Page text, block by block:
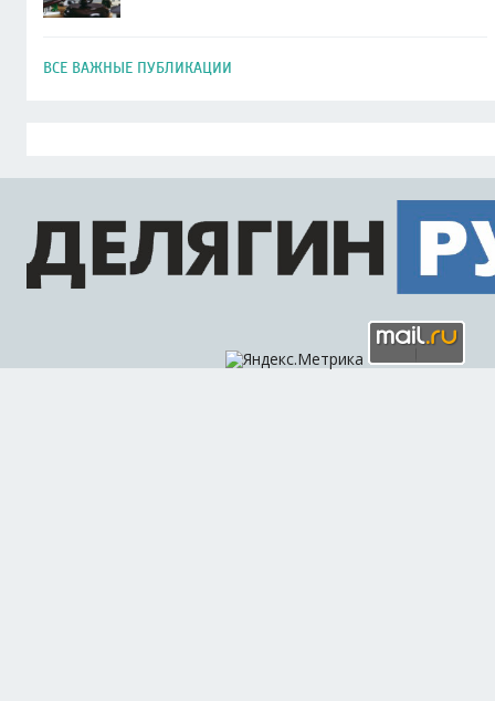
ВСЕ ВАЖНЫЕ ПУБЛИКАЦИИ